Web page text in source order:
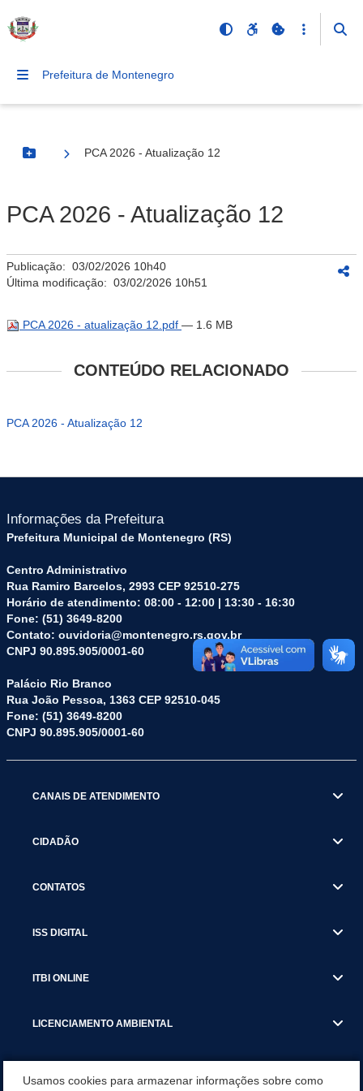
Prefeitura de Montenegro
Botão Menu
PCA 2026 - Atualização 12
PCA 2026 - Atualização 12
Publicação: 03/02/2026 10h40
Última modificação: 03/02/2026 10h51
PCA 2026 - atualização 12.pdf — 1.6 MB
CONTEÚDO RELACIONADO
PCA 2026 - Atualização 12
Informações da Prefeitura
Prefeitura Municipal de Montenegro (RS)
Centro Administrativo
Rua Ramiro Barcelos, 2993 CEP 92510-275
Horário de atendimento: 08:00 - 12:00 | 13:30 - 16:30
Fone: (51) 3649-8200
Contato: ouvidoria@montenegro.rs.gov.br
CNPJ 90.895.905/0001-60
Palácio Rio Branco
Rua João Pessoa, 1363 CEP 92510-045
Fone: (51) 3649-8200
CNPJ 90.895.905/0001-60
CANAIS DE ATENDIMENTO
CIDADÃO
CONTATOS
ISS DIGITAL
ITBI ONLINE
LICENCIAMENTO AMBIENTAL
Usamos cookies para armazenar informações sobre como